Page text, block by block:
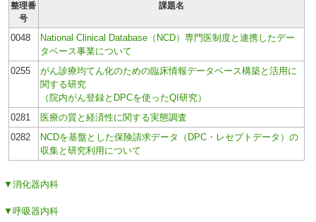
整理番
号
課題名
0048
National Clinical Database（NCD）専門医制度と連携したデー
タベース事業について
0255
がん診療均てん化のための臨床情報データベース構築と活用に
関する研究
（院内がん登録とDPCを使ったQI研究）
0281
医療の質と経済性に関する実態調査
0282
NCDを基盤とした保険請求データ（DPC・レセプトデータ）の
収集と研究利用について
▼消化器内科
▼呼吸器内科